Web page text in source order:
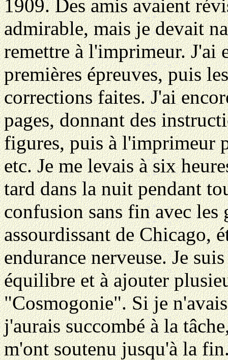
1909. Des amis avaient
admirable, mais je devait
remettre à l'imprimeur. J'ai
premières épreuves, puis
corrections faites. J'ai
pages, donnant des
figures, puis à l'imprimeur
etc. Je me levais à six
tard dans la nuit pendant
confusion sans fin avec
assourdissant de Chicago,
endurance nerveuse. Je
équilibre et à ajouter
"Cosmogonie". Si je
j'aurais succombé à la
m'ont soutenu jusqu'à la